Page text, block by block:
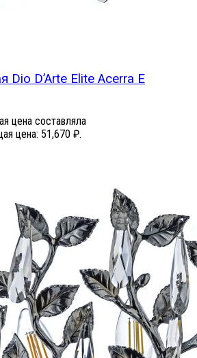
Dio D’Arte Elite Acerra E
цена составляла
цена: 51,670 ₽.